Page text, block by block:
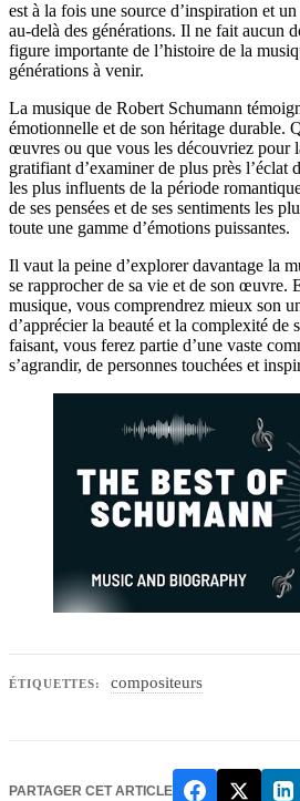
est à la fois une source d’inspiration et
au-delà des générations. Il ne fait aucun
figure importante de l’histoire de la
générations à venir.
La musique de Robert Schumann
émotionnelle et de son héritage durable.
œuvres ou que vous les découvriez pour
gratifiant d’examiner de plus près l’éclat
les plus influents de la période
de ses pensées et de ses sentiments les
toute une gamme d’émotions puissantes.
Il vaut la peine d’explorer davantage la
se rapprocher de sa vie et de son œuvre.
musique, vous comprendrez mieux son
d’apprécier la beauté et la complexité de
faisant, vous ferez partie d’une vaste
s’agrandir, de personnes touchées et
ÉTIQUETTES: compositeurs
PARTAGER CET ARTICLE